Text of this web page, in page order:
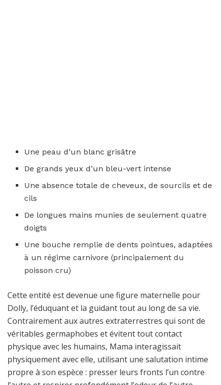
Une peau d’un blanc grisâtre
De grands yeux d’un bleu-vert intense
Une absence totale de cheveux, de sourcils et de
cils
De longues mains munies de seulement quatre
doigts
Une bouche remplie de dents pointues, adaptées
à un régime carnivore (principalement du
poisson cru)
Cette entité est devenue une figure maternelle pour
Dolly, l’éduquant et la guidant tout au long de sa vie.
Contrairement aux autres extraterrestres qui sont de
véritables germaphobes et évitent tout contact
physique avec les humains, Mama interagissait
physiquement avec elle, utilisant une salutation intime
propre à son espèce : presser leurs fronts l’un contre